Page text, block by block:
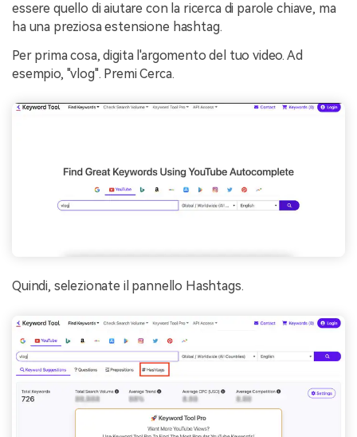
essere quello di aiutare con la ricerca di parole chiave, ma
ha una preziosa estensione hashtag.
Per prima cosa, digita l'argomento del tuo video. Ad
esempio, "vlog". Premi Cerca.
Quindi, selezionate il pannello Hashtags.